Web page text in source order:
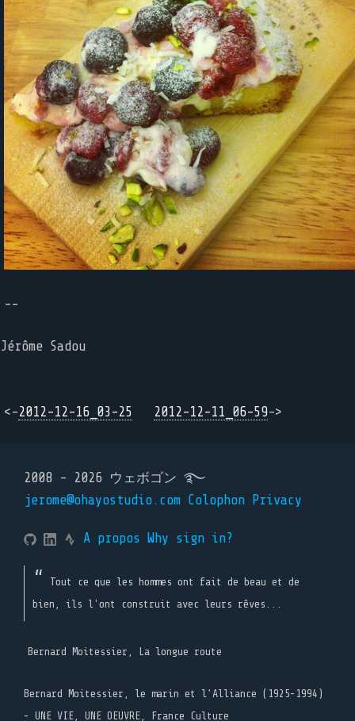
--
Jérôme Sadou
<-2012-12-16_03-25 2012-12-11_06-59->
2008 - 2026 ウェボゴン ࿐
jerome@ohayostudio.com Colophon Privacy
A propos Why sign in?
Tout ce que les hommes ont fait de beau et de
bien, ils l'ont construit avec leurs rêves...
Bernard Moitessier, La longue route
Bernard Moitessier, le marin et l’Alliance (1925-1994)
- UNE VIE, UNE OEUVRE, France Culture